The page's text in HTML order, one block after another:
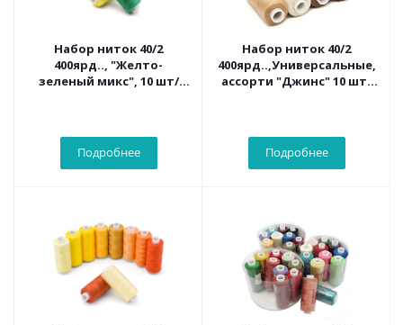
Набор ниток 40/2
400ярд.., "Желто-
зеленый микс", 10 шт/
Подробнее
Набор ниток 40/2
400ярд..,Универсальные,
ассорти "Джинс" 10 шт/
Подробнее